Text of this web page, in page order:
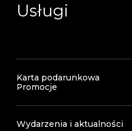
Usługi
Karta podarunkowa
Promocje
Wydarzenia i aktualności